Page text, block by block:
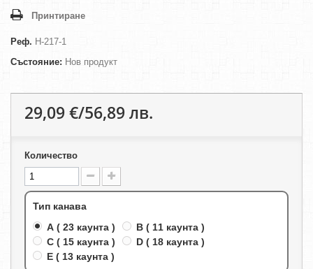
Принтиране
Реф. H-217-1
Състояние: Нов продукт
29,09 €/56,89 лв.
Количество
Тип канава
A ( 23 каунта )
B ( 11 каунта )
C ( 15 каунта )
D ( 18 каунта )
E ( 13 каунта )